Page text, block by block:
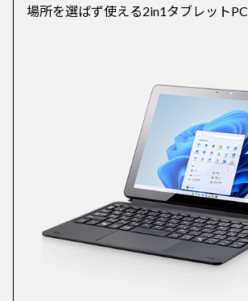
場所を選ばず使える2in1タブレットPC